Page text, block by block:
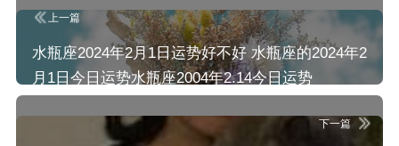
上一篇
水瓶座2024年2月1日运势好不好 水瓶座的2024年2
月1日今日运势水瓶座2004年2.14今日运势
下一篇